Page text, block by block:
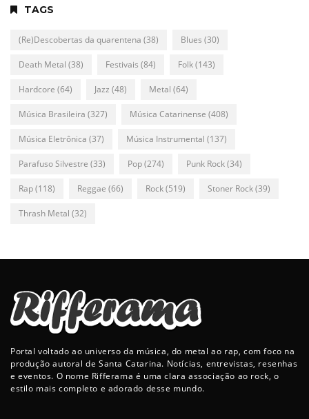
TAGS
(Re)Descobertas da quarentena (38) Blues (30)
Death Metal (38) Festivais (84) Folk(143)
Hardcore (64) Jazz (48) Metal (64)
Música Brasileira (327) Música Catarinense (408)
Música Eletrônica (37) Música Instrumental (137)
Parafuso Silvestre (33) Pop(274) Punk Rock(34)
Rap(118) Reggae (66) Rock(519) Stoner Rock(39)
Thrash Metal (32)
Portal voltado ao universo da música, do metal ao rap, com foco na
produção autoral de Santa Catarina. Notícias, entrevistas, resenhas
e eventos. O nome Rifferama é uma clara associação ao rock, o
estilo mais completo e adorado desse mundo.